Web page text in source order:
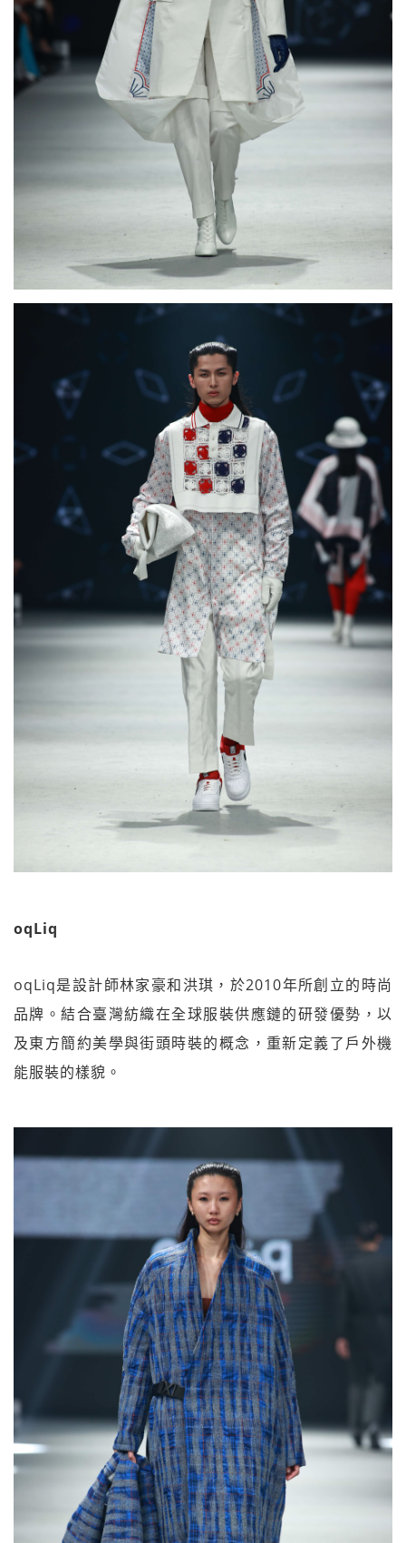
oqLiq
oqLiq是設計師林家豪和洪琪，於2010年所創立的時尚
品牌。結合臺灣紡織在全球服裝供應鏈的研發優勢，以
及東方簡約美學與街頭時裝的概念，重新定義了戶外機
能服裝的樣貌。